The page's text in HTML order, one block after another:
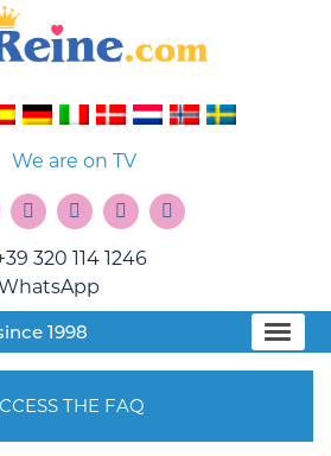
We are on TV
320 114 1246
1998
THE FAQ